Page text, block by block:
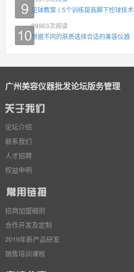
足球教案丨5个训练提高脚下控球技术
99963次阅读
根据不同的肤质选择合适的美容仪器
广州美容仪器批发论坛版务管理
论坛介绍
联系我们
人才招聘
权益申明
招商加盟细则
合作开发及定制
2019年新产品研发
销售培训课程